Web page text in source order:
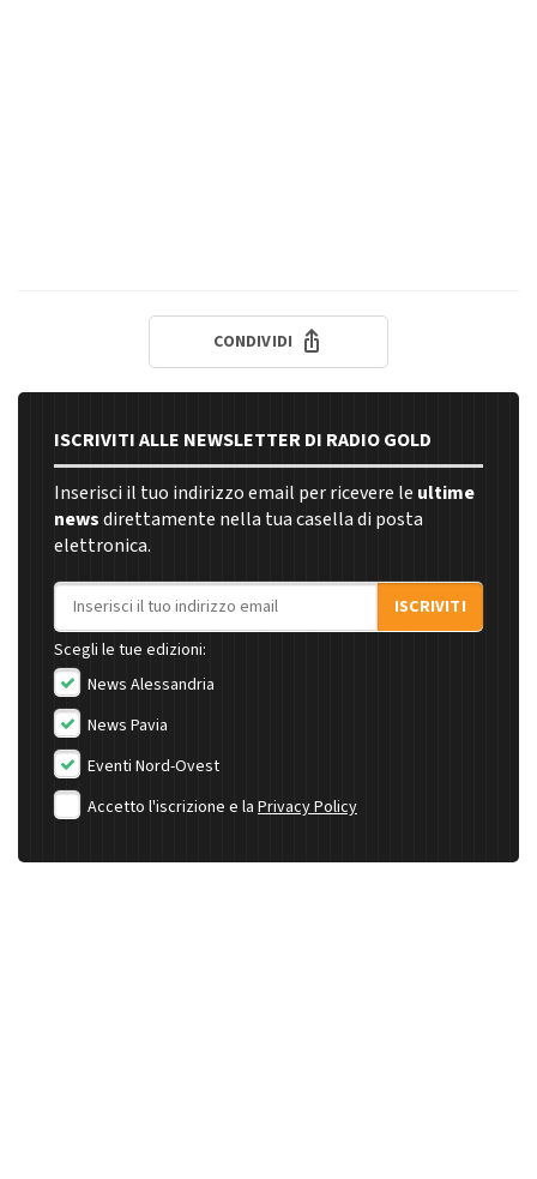
CONDIVIDI
ISCRIVITI ALLE NEWSLETTER DI RADIO GOLD
Inserisci il tuo indirizzo email per ricevere le ultime
newsdirettamente nella tua casella di posta
elettronica.
Indirizzo email
ISCRIVITI
Scegli le tue edizioni:
News Alessandria
News Pavia
Eventi Nord-Ovest
Accetto l'iscrizione e la Privacy Policy